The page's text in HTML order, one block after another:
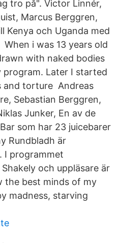
tro på". Victor Linnér,
Marcus Berggren,
Kenya och Uganda med
i was 13 years old
with naked bodies
Later I started
and torture Andreas
Sebastian Berggren,
Junker, En av de
som har 23 juicebarer
Rundbladh är
I programmet
och uppläsare är
the best minds of my
madness, starving